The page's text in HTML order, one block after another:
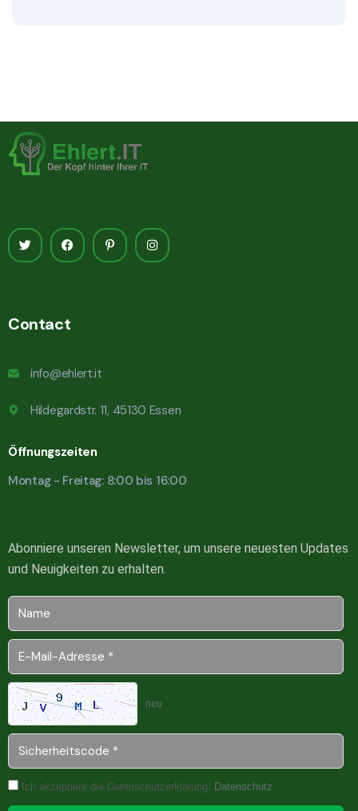
Contact
info@ehlert.it
Hildegardstr. 11, 45130 Essen
Öffnungszeiten
Montag - Freitag: 8:00 bis 16:00
Abonniere unseren Newsletter, um unsere neuesten Updates
und Neuigkeiten zu erhalten.
neu
Ich akzeptiere die Datenschutzerklärung. Datenschutz